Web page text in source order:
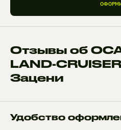
Отзывы об
LAND-
Зацени
Удобство